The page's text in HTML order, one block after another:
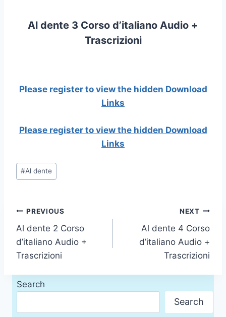
Al dente 3 Corso d’italiano Audio +
Trascrizioni
Please register to view the hidden Download
Links
Please register to view the hidden Download
Links
Post
Tags:
#Al dente
Post
navigation
PREVIOUS
Al dente 2 Corso
d’italiano Audio +
Trascrizioni
NEXT
Al dente 4 Corso
d’italiano Audio +
Trascrizioni
Search
Search